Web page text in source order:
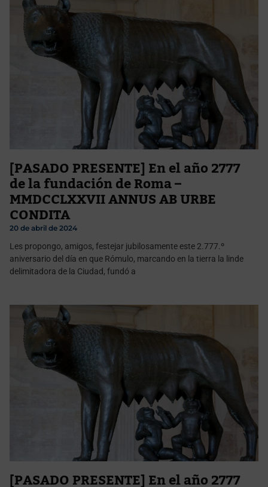
[PASADO PRESENTE] En el año 2777
de la fundación de Roma –
MMDCCLXXVII ANNUS AB URBE
CONDITA
20 de abril de 2024
Les propongo, amigos, festejar jubilosamente este 2.777.º
aniversario del día en que Rómulo, marcando en la tierra la linde
delimitadora de la Ciudad, fundó a
[PASADO PRESENTE] En el año 2777